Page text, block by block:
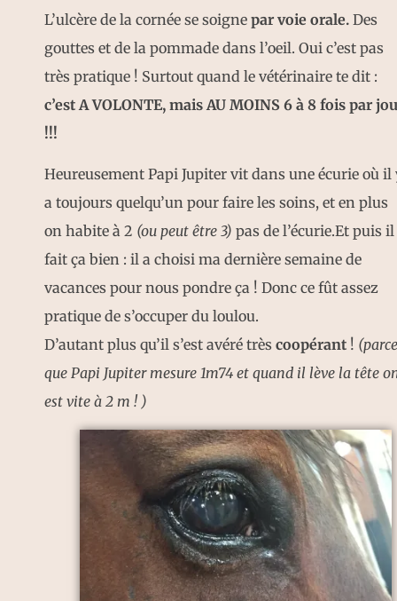
L’ulcère de la cornée se soigne par voie orale. Des
gouttes et de la pommade dans l’oeil. Oui c’est pas
très pratique ! Surtout quand le vétérinaire te dit :
c’est A VOLONTE, mais AU MOINS 6 à 8 fois par
!!!
Heureusement Papi Jupiter vit dans une écurie où il
a toujours quelqu’un pour faire les soins, et en plus
on habite à 2 (ou peut être 3) pas de l’écurie.Et puis il
fait ça bien : il a choisi ma dernière semaine de
vacances pour nous pondre ça ! Donc ce fût assez
pratique de s’occuper du loulou.
D’autant plus qu’il s’est avéré très coopérant ! (parce
que Papi Jupiter mesure 1m74 et quand il lève la tête
est vite à 2 m ! )